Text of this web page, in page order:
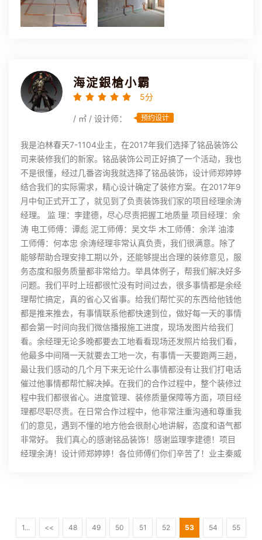
海淀銀槍小霸
5分
/ ㎡ / 设计师： 预约设计
我是泊林春天7-1104业主，在2017年我们选择了铭品装饰公
司来装修我们的新家。铭品装饰公司正好搞了一个活动，我也
不是很懂，经过几番咨询我就选择了铭品装饰，设计师郑婷婷
结合我们的实际需求，精心设计确定了装修方案。在2017年9
月中旬正式开工了，就见到了负责装饰我们家的项目经理余涛
经理。 监 理：李建德，尽心尽责把握工地质量 项目经理：余
涛 电工师傅：谭彪 泥工师傅：吴文华 木工师傅：余洋 油漆
工师傅：何本忠 余涛经理非常认真负责，我们很满意。除了
能够帮助合理安排工期以外，还能够提出合理的装修意见，服
务态度和服务质量都非常给力。举具体例子，帮我们解决好多
问题。我们平时上班都很忙没有时间过去，很多事情都是余经
理帮忙搞定，真的省心又省事。给我们帮忙买的东西给他钱他
都是推来推去，有事情联系他都快速到位，做好每一天的事情
都会第一时间向我们微信播报施工进度，现场发图片给我们
看。余经理无论多晚都要去工地看看现场还发照片给我们看，
他最多中间隔一天就要去工地一次，有事情一天要跑两三趟，
最让我们感动的几个月下来无论什么事情都没有让我们打电话
催过他事情都帮忙解决掉。在我们的合作过程中，整个装修过
程中我们都很省心。进度管理、装修质量保障等方面，项目经
理都尽职尽责。在日常合作过程中，他非常注重沟通和尊重我
们的意见，遇到不懂的地方他会很耐心地讲解，态度和语气都
非常好。 我们真心的感谢铭品装饰！感谢监理李建德！项目
经理余涛！设计师郑婷婷！各位师傅们你们辛苦了！业主秦威
1... << 48 49 50 51 52 53 54 55